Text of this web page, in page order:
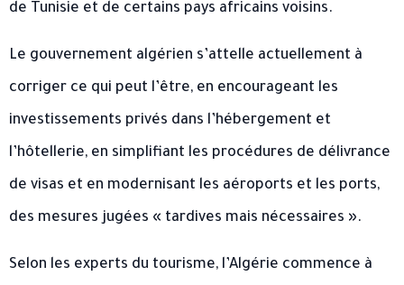
de Tunisie et de certains pays africains voisins.
Le gouvernement algérien s’attelle actuellement à
corriger ce qui peut l’être, en encourageant les
investissements privés dans l’hébergement et
l’hôtellerie, en simplifiant les procédures de délivrance
de visas et en modernisant les aéroports et les ports,
des mesures jugées « tardives mais nécessaires ».
Selon les experts du tourisme, l’Algérie commence à